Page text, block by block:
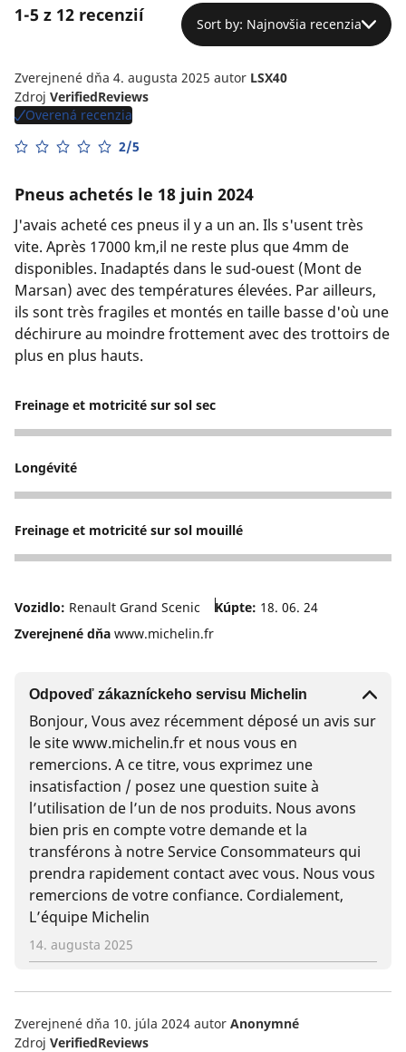
1-5 z 12 recenzií Sort by: Najnovšia recenzia
Zverejnené dňa 4. augusta 2025 autor LSX40
Zdroj VerifiedReviews
Overená recenzia
2/5
Pneus achetés le 18 juin 2024
J'avais acheté ces pneus il y a un an. Ils s'usent très
vite. Après 17000 km,il ne reste plus que 4mm de
disponibles. Inadaptés dans le sud-ouest (Mont de
Marsan) avec des températures élevées. Par ailleurs,
ils sont très fragiles et montés en taille basse d'où une
déchirure au moindre frottement avec des trottoirs de
plus en plus hauts.
Freinage et motricité sur sol sec
4
Longévité
2
Freinage et motricité sur sol mouillé
4
Vozidlo: Renault Grand Scenic Kúpte: 18. 06. 24
Zverejnené dňa www.michelin.fr
Odpoveď zákazníckeho servisu Michelin
Bonjour, Vous avez récemment déposé un avis sur
le site www.michelin.fr et nous vous en
remercions. A ce titre, vous exprimez une
insatisfaction / posez une question suite à
l’utilisation de l’un de nos produits. Nous avons
bien pris en compte votre demande et la
transférons à notre Service Consommateurs qui
prendra rapidement contact avec vous. Nous vous
remercions de votre confiance. Cordialement,
L’équipe Michelin
14. augusta 2025
Zverejnené dňa 10. júla 2024 autor Anonymné
Zdroj VerifiedReviews